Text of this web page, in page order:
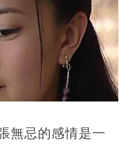
無忌的感情是一